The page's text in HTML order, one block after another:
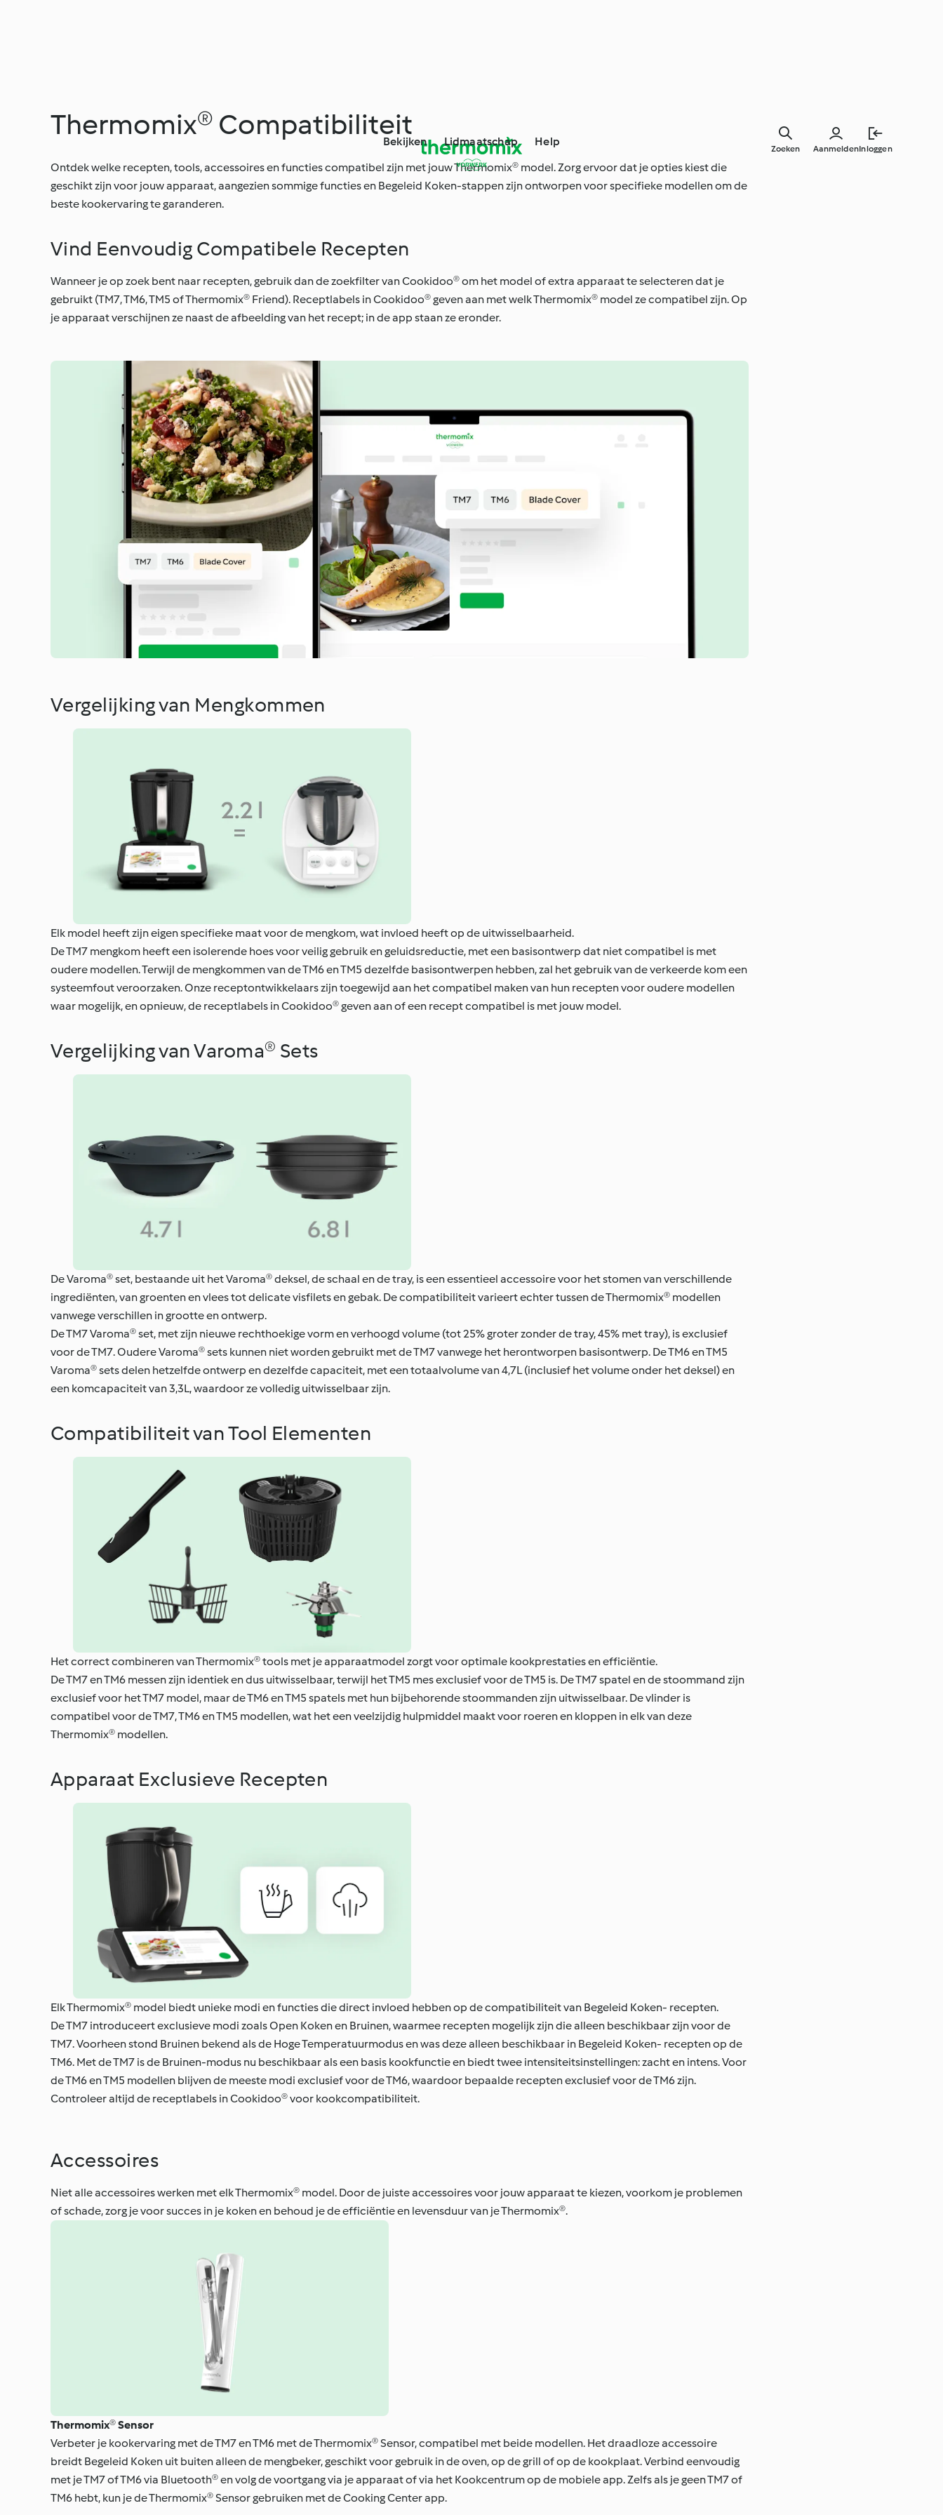
Bekijken Lidmaatschap Help
AanmeldenInloggen
Zoeken
Thermomix® Compatibiliteit
Ontdek welke recepten, tools, accessoires en functies compatibel zijn met jouw Thermomix® model. Zorg ervoor dat je opties kiest die
geschikt zijn voor jouw apparaat, aangezien sommige functies en Begeleid Koken-stappen zijn ontworpen voor specifieke modellen om de
beste kookervaring te garanderen.
Vind Eenvoudig Compatibele Recepten
Wanneer je op zoek bent naar recepten, gebruik dan de zoekfilter van Cookidoo® om het model of extra apparaat te selecteren dat je
gebruikt (TM7, TM6, TM5 of Thermomix® Friend). Receptlabels in Cookidoo® geven aan met welk Thermomix® model ze compatibel zijn. Op
je apparaat verschijnen ze naast de afbeelding van het recept; in de app staan ze eronder.
Vergelijking van Mengkommen
Elk model heeft zijn eigen specifieke maat voor de mengkom, wat invloed heeft op de uitwisselbaarheid.
De TM7 mengkom heeft een isolerende hoes voor veilig gebruik en geluidsreductie, met een basisontwerp dat niet compatibel is met
oudere modellen. Terwijl de mengkommen van de TM6 en TM5 dezelfde basisontwerpen hebben, zal het gebruik van de verkeerde kom een
systeemfout veroorzaken. Onze receptontwikkelaars zijn toegewijd aan het compatibel maken van hun recepten voor oudere modellen
waar mogelijk, en opnieuw, de receptlabels in Cookidoo® geven aan of een recept compatibel is met jouw model.
Vergelijking van Varoma® Sets
De Varoma® set, bestaande uit het Varoma® deksel, de schaal en de tray, is een essentieel accessoire voor het stomen van verschillende
ingrediënten, van groenten en vlees tot delicate visfilets en gebak. De compatibiliteit varieert echter tussen de Thermomix® modellen
vanwege verschillen in grootte en ontwerp.
De TM7 Varoma® set, met zijn nieuwe rechthoekige vorm en verhoogd volume (tot 25% groter zonder de tray, 45% met tray), is exclusief
voor de TM7. Oudere Varoma® sets kunnen niet worden gebruikt met de TM7 vanwege het herontworpen basisontwerp. De TM6 en TM5
Varoma® sets delen hetzelfde ontwerp en dezelfde capaciteit, met een totaalvolume van 4,7L (inclusief het volume onder het deksel) en
een komcapaciteit van 3,3L, waardoor ze volledig uitwisselbaar zijn.
Compatibiliteit van Tool Elementen
Het correct combineren van Thermomix® tools met je apparaatmodel zorgt voor optimale kookprestaties en efficiëntie.
De TM7 en TM6 messen zijn identiek en dus uitwisselbaar, terwijl het TM5 mes exclusief voor de TM5 is. De TM7 spatel en de stoommand zijn
exclusief voor het TM7 model, maar de TM6 en TM5 spatels met hun bijbehorende stoommanden zijn uitwisselbaar. De vlinder is
compatibel voor de TM7, TM6 en TM5 modellen, wat het een veelzijdig hulpmiddel maakt voor roeren en kloppen in elk van deze
Thermomix® modellen.
Apparaat Exclusieve Recepten
Elk Thermomix® model biedt unieke modi en functies die direct invloed hebben op de compatibiliteit van Begeleid Koken- recepten.
De TM7 introduceert exclusieve modi zoals Open Koken en Bruinen, waarmee recepten mogelijk zijn die alleen beschikbaar zijn voor de
TM7. Voorheen stond Bruinen bekend als de Hoge Temperatuurmodus en was deze alleen beschikbaar in Begeleid Koken- recepten op de
TM6. Met de TM7 is de Bruinen-modus nu beschikbaar als een basis kookfunctie en biedt twee intensiteitsinstellingen: zacht en intens. Voor
de TM6 en TM5 modellen blijven de meeste modi exclusief voor de TM6, waardoor bepaalde recepten exclusief voor de TM6 zijn.
Controleer altijd de receptlabels in Cookidoo® voor kookcompatibiliteit.
Accessoires
Niet alle accessoires werken met elk Thermomix® model. Door de juiste accessoires voor jouw apparaat te kiezen, voorkom je problemen
of schade, zorg je voor succes in je koken en behoud je de efficiëntie en levensduur van je Thermomix®.
Thermomix® Sensor
Verbeter je kookervaring met de TM7 en TM6 met de Thermomix® Sensor, compatibel met beide modellen. Het draadloze accessoire
breidt Begeleid Koken uit buiten alleen de mengbeker, geschikt voor gebruik in de oven, op de grill of op de kookplaat. Verbind eenvoudig
met je TM7 of TM6 via Bluetooth® en volg de voortgang via je apparaat of via het Kookcentrum op de mobiele app. Zelfs als je geen TM7 of
TM6 hebt, kun je de Thermomix® Sensor gebruiken met de Cooking Center app.